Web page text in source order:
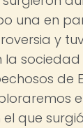
una en
y
sociedad
de
que